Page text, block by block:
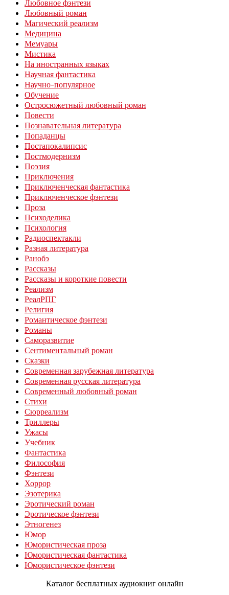
Любовное фэнтези
Любовный роман
Магический реализм
Медицина
Мемуары
Мистика
На иностранных языках
Научная фантастика
Научно-популярное
Обучение
Остросюжетный любовный роман
Повести
Познавательная литература
Попаданцы
Постапокалипсис
Постмодернизм
Поэзия
Приключения
Приключенческая фантастика
Приключенческое фэнтези
Проза
Психоделика
Психология
Радиоспектакли
Разная литература
Ранобэ
Рассказы
Рассказы и короткие повести
Реализм
РеалРПГ
Религия
Романтическое фэнтези
Романы
Саморазвитие
Сентиментальный роман
Сказки
Современная зарубежная литература
Современная русская литература
Современный любовный роман
Стихи
Сюрреализм
Триллеры
Ужасы
Учебник
Фантастика
Философия
Фэнтези
Хоррор
Эзотерика
Эротический роман
Эротическое фэнтези
Этногенез
Юмор
Юмористическая проза
Юмористическая фантастика
Юмористическое фэнтези
Каталог бесплатных аудиокниг онлайн